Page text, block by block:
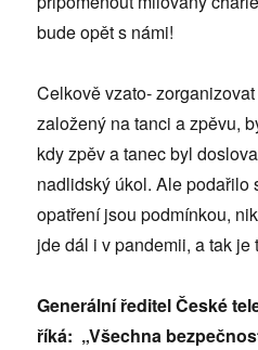
bude opět s námi!
Celkově vzato-
založený na tanci a zpěvu,
kdy zpěv a tanec byl
nadlidský úkol. Ale
opatření jsou podmínkou,
jde dál i v pandemii, a tak je
Generální ředitel České
říká: „Všechna